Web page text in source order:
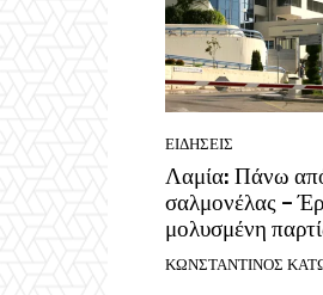
ΕΙΔΗΣΕΙΣ
Λαμία: Πάνω
σαλμονέλας –
μολυσμένη
ΚΩΝΣΤΑΝΤΙΝΟΣ